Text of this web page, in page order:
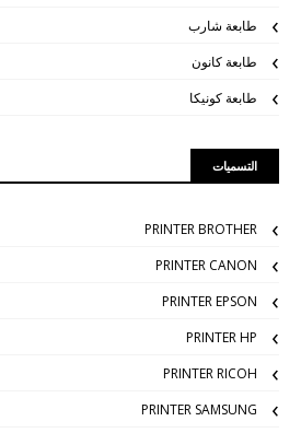
طابعة شارب
طابعة كانون
طابعة كونيكا
التسميات
PRINTER BROTHER
PRINTER CANON
PRINTER EPSON
PRINTER HP
PRINTER RICOH
PRINTER SAMSUNG